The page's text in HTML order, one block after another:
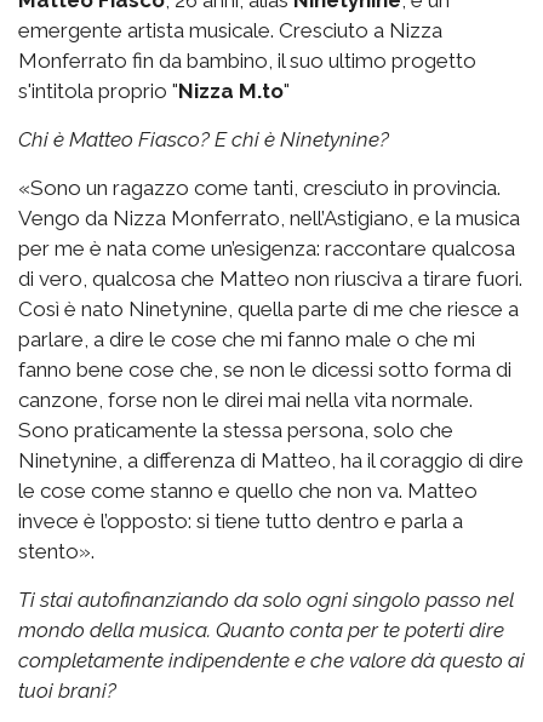
emergente artista musicale. Cresciuto a Nizza
Monferrato fin da bambino, il suo ultimo progetto
s'intitola proprio "Nizza M.to"
Chi è Matteo Fiasco? E chi è Ninetynine?
«Sono un ragazzo come tanti, cresciuto in provincia.
Vengo da Nizza Monferrato, nell’Astigiano, e la musica
per me è nata come un’esigenza: raccontare qualcosa
di vero, qualcosa che Matteo non riusciva a tirare fuori.
Così è nato Ninetynine, quella parte di me che riesce a
parlare, a dire le cose che mi fanno male o che mi
fanno bene cose che, se non le dicessi sotto forma di
canzone, forse non le direi mai nella vita normale.
Sono praticamente la stessa persona, solo che
Ninetynine, a differenza di Matteo, ha il coraggio di dire
le cose come stanno e quello che non va. Matteo
invece è l’opposto: si tiene tutto dentro e parla a
stento».
Ti stai autofinanziando da solo ogni singolo passo nel
mondo della musica. Quanto conta per te poterti dire
completamente indipendente e che valore dà questo ai
tuoi brani?